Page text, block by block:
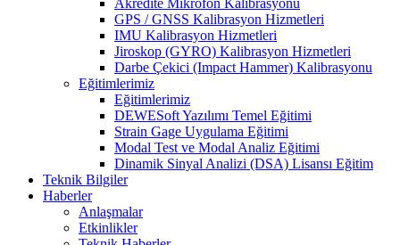
Akredite Mikrofon Kalibrasyonu
GPS / GNSS Kalibrasyon Hizmetleri
IMU Kalibrasyon Hizmetleri
Jiroskop (GYRO) Kalibrasyon Hizmetleri
Darbe Çekici (Impact Hammer) Kalibrasyonu
Eğitimlerimiz
Eğitimlerimiz
DEWESoft Yazılımı Temel Eğitimi
Strain Gage Uygulama Eğitimi
Modal Test ve Modal Analiz Eğitimi
Dinamik Sinyal Analizi (DSA) Lisansı Eğitim
Teknik Bilgiler
Haberler
Anlaşmalar
Etkinlikler